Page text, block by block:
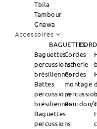
Tbila
Tambour
Gnawa
Accessoires
BAGUETTES
Baguettes
percussions
brésiliennes
Battes
percussions
brésiliennes
Baguettes
percussions
Cordes
lutherie
Cordes
montage
Bourdon/